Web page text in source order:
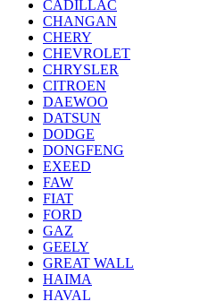
CADILLAC
CHANGAN
CHERY
CHEVROLET
CHRYSLER
CITROEN
DAEWOO
DATSUN
DODGE
DONGFENG
EXEED
FAW
FIAT
FORD
GAZ
GEELY
GREAT WALL
HAIMA
HAVAL